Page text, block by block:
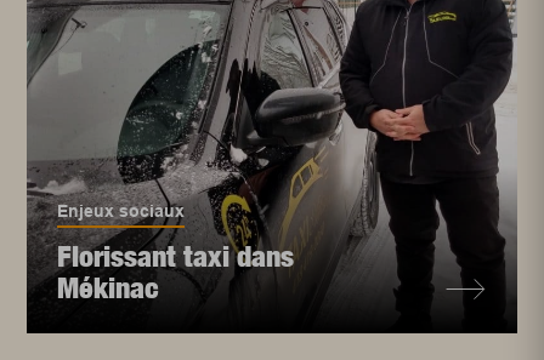
Enjeux sociaux
Florissant taxi dans
Mékinac